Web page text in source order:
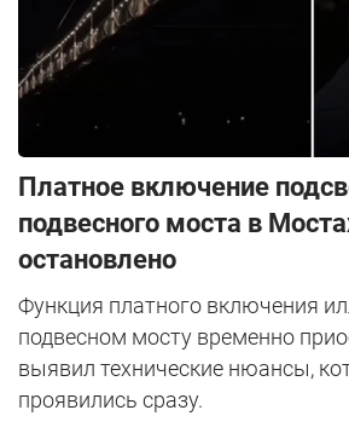
Платное включение
подвесного моста в
остановлено
Функция платного включения
подвесном мосту временно
выявил технические нюансы,
проявились сразу.